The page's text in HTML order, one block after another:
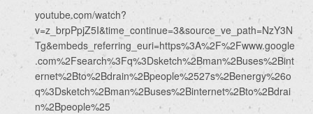
youtube.com/watch?
v=z_brpPpjZ5I&time_continue=3&source_ve_path=NzY3N
Tg&embeds_referring_euri=https%3A%2F%2Fwww.google
.com%2Fsearch%3Fq%3Dsketch%2Bman%2Buses%2Bint
ernet%2Bto%2Bdrain%2Bpeople%2527s%2Benergy%26o
q%3Dsketch%2Bman%2Buses%2Binternet%2Bto%2Bdrai
n%2Bpeople%25